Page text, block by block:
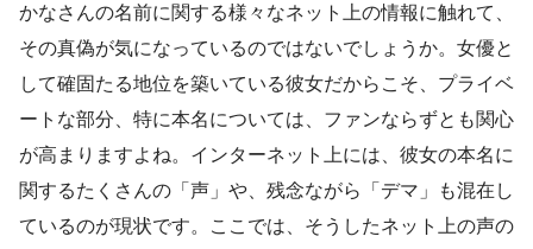
かなさんの名前に関する様々なネット上の情報に触れて、
その真偽が気になっているのではないでしょうか。女優と
して確固たる地位を築いている彼女だからこそ、プライベ
ートな部分、特に本名については、ファンならずとも関心
が高まりますよね。インターネット上には、彼女の本名に
関するたくさんの「声」や、残念ながら「デマ」も混在し
ているのが現状です。ここでは、そうしたネット上の声の